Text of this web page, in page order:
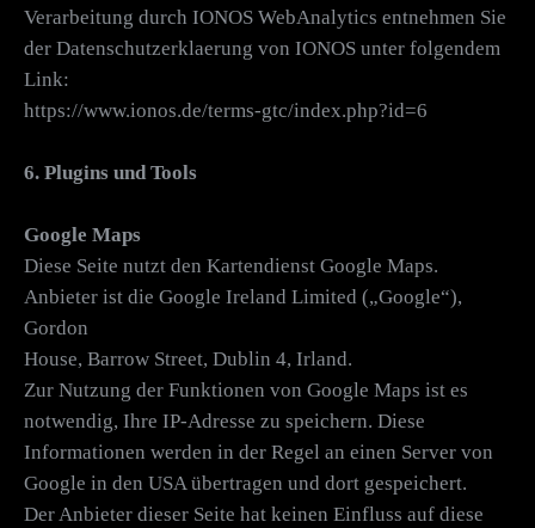
Verarbeitung durch IONOS WebAnalytics entnehmen Sie
der Datenschutzerklaerung von IONOS unter folgendem
Link:
https://www.ionos.de/terms-gtc/index.php?id=6
6. Plugins und Tools
Google Maps
Diese Seite nutzt den Kartendienst Google Maps.
Anbieter ist die Google Ireland Limited („Google“),
Gordon
House, Barrow Street, Dublin 4, Irland.
Zur Nutzung der Funktionen von Google Maps ist es
notwendig, Ihre IP-Adresse zu speichern. Diese
Informationen werden in der Regel an einen Server von
Google in den USA übertragen und dort gespeichert.
Der Anbieter dieser Seite hat keinen Einfluss auf diese